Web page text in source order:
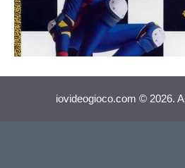
iovideogioco.com © 2026.